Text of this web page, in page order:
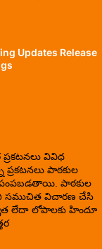
Updates Release
వివిధ
ప్రకటనలు పాఠకుల
పంపబడతాయి. పాఠకుల
సముచిత విచారణ చేసి
లేదా లోపాలకు హిందూ